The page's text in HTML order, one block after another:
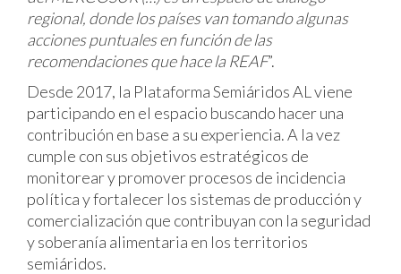
regional, donde los países van tomando algunas
acciones puntuales en función de las
recomendaciones que hace la REAF”.
Desde 2017, la Plataforma Semiáridos AL viene
participando en el espacio buscando hacer una
contribución en base a su experiencia. A la vez
cumple con sus objetivos estratégicos de
monitorear y promover procesos de incidencia
política y fortalecer los sistemas de producción y
comercialización que contribuyan con la seguridad
y soberanía alimentaria en los territorios
semiáridos.